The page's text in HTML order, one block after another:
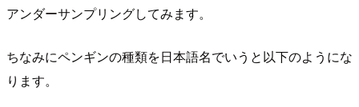
アンダーサンプリングしてみます。
ちなみにペンギンの種類を日本語名でいうと以下のようにな
ります。